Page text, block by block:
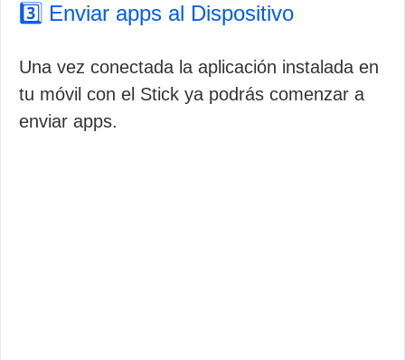
3️⃣ Enviar apps al Dispositivo
Una vez conectada la aplicación instalada en
tu móvil con el Stick ya podrás comenzar a
enviar apps.